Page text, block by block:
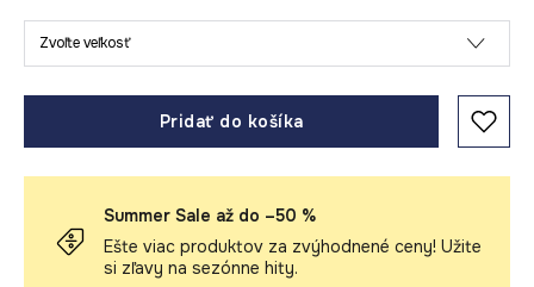
Zvoľte veľkosť
Pridať do košíka
Summer Sale až do –50 %
Ešte viac produktov za zvýhodnené ceny! Užite
si zľavy na sezónne hity.